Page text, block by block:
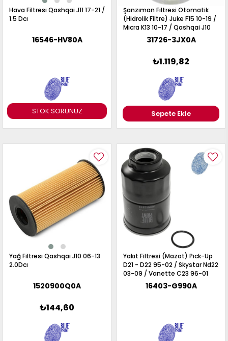
STOK SORUNUZ
Hava Filtresi Qashqai J11 17-21 /
1.5 Dcı
16546-HV80A
Şanzıman Filtresi Otomatik
(Hidrolik Filtre) Juke F15 10-19 /
Micra K13 10-17 / Qashqai J10
31726-3JX0A
₺1.119,82
Sepete Ekle
Yağ Filtresi Qashqai J10 06-13
2.0Dcı
1520900Q0A
₺144,60
Yakıt Filtresi (Mazot) Pıck-Up
D21 - D22 95-02 / Skystar Nd22
03-09 / Vanette C23 96-01
16403-G990A